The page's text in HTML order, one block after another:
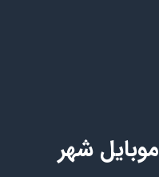
موبایل شهر